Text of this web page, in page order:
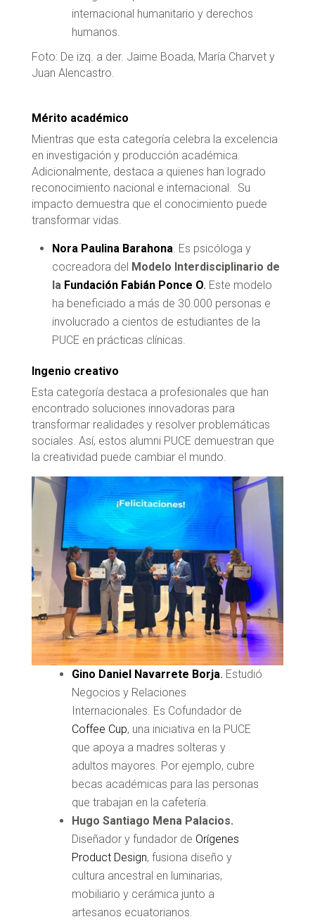
internacional humanitario y derechos
humanos.
Foto: De izq. a der. Jaime Boada, María Charvet y
Juan Alencastro.
Mérito académico
Mientras que esta categoría celebra la excelencia
en investigación y producción académica.
Adicionalmente, destaca a quienes han logrado
reconocimiento nacional e internacional. Su
impacto demuestra que el conocimiento puede
transformar vidas.
Nora Paulina Barahona . Es psicóloga y
cocreadora del Modelo Interdisciplinario de
la Fundación Fabián Ponce O. Este modelo
ha beneficiado a más de 30.000 personas e
involucrado a cientos de estudiantes de la
PUCE en prácticas clínicas.
Ingenio creativo
Esta categoría destaca a profesionales que han
encontrado soluciones innovadoras para
transformar realidades y resolver problemáticas
sociales. Así, estos alumni PUCE demuestran que
la creatividad puede cambiar el mundo.
Gino Daniel Navarrete Borja. Estudió
Negocios y Relaciones
Internacionales. Es Cofundador de
Coffee Cup, una iniciativa en la PUCE
que apoya a madres solteras y
adultos mayores. Por ejemplo, cubre
becas académicas para las personas
que trabajan en la cafetería.
Hugo Santiago Mena Palacios.
Diseñador y fundador de Orígenes
Product Design, fusiona diseño y
cultura ancestral en luminarias,
mobiliario y cerámica junto a
artesanos ecuatorianos.